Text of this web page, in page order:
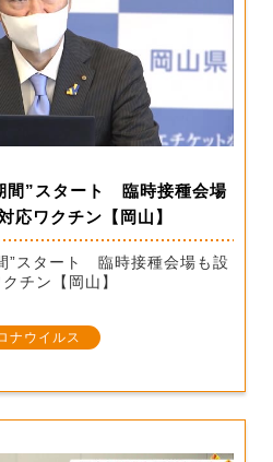
間”スタート 臨時接種会場
ワクチン【岡山】
”スタート 臨時接種会場も設
チン【岡山】
ナウイルス